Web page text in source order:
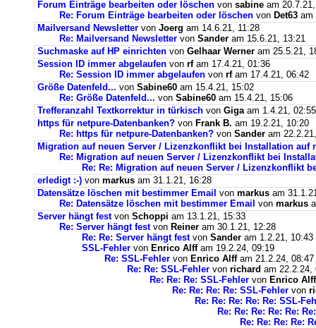
Forum Einträge bearbeiten oder löschen von sabine am
Re: Forum Einträge bearbeiten oder löschen von Det63 am
Mailversand Newsletter von Joerg am 14.6.21, 11:28
Re: Mailversand Newsletter von Sander am 15.6.21, 13:21
Suchmaske auf HP einrichten von Gelhaar Werner am 25.5.21,
Session ID immer abgelaufen von rfam 17.4.21, 01:36
Re: Session ID immer abgelaufen von rfam 17.4.21, 06:42
Größe Datenfeld... von Sabine60 am 15.4.21, 15:02
Re: Größe Datenfeld... von Sabine60 am 15.4.21, 15:06
Trefferanzahl Textkorrektur in türkisch von Gigaam 1.4.21, 02:55
https für netpure-Datenbanken? von Frank B. am 19.2.21, 10:20
Re: https für netpure-Datenbanken? von Sander am
Migration auf neuen Server / Lizenzkonflikt bei Installation auf
Re: Migration auf neuen Server / Lizenzkonflikt bei
Re: Re: Migration auf neuen Server / Lizenzkonflikt
erledigt :-) von markus am 31.1.21, 16:28
Datensätze löschen mit bestimmer Email von markus am
Re: Datensätze löschen mit bestimmer Email von markus
Server hängt festvon Schoppi am 13.1.21, 15:33
Re: Server hängt festvon Reiner am 30.1.21, 12:28
Re: Re: Server hängt festvon Sander am 1.2.21, 10:43
SSL-Fehler von Enrico Alffam 19.2.24, 09:19
Re: SSL-Fehler von Enrico Alffam 21.2.24, 08:47
Re: Re: SSL-Fehler von richard am 22.2.24,
Re: Re: Re: SSL-Fehler von Enrico Alff
Re: Re: Re: Re: SSL-Fehler von
Re: Re: Re: Re: Re: SSL-
Re: Re: Re: Re: Re:
Re: Re: Re: Re: